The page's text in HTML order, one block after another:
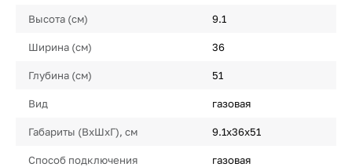
Высота (см) 9.1
Ширина (см) 36
Глубина (см) 51
Вид газовая
Габариты (ВхШхГ), см 9.1х36х51
Способ подключения газовая